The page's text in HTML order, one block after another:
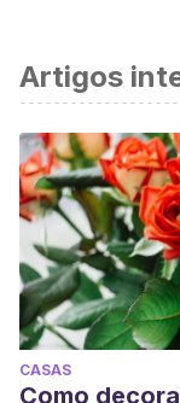
Artigos
CASAS
Como